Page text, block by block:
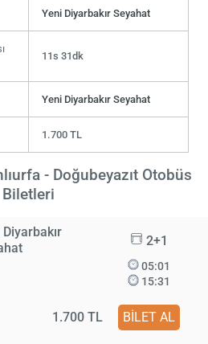
Yeni Diyarbakır Seyahat
11s 31dk
Yeni Diyarbakır Seyahat
1.700 TL
- Doğubeyazıt Otobüs
Biletleri
2+1
05:01
15:31
1.700 TL BİLET AL